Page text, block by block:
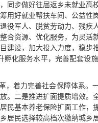
同步做好往届返乡未就业
用好就业帮扶车间、公益
役军人、脱贫劳动力、残
合资源、优化服务，为灵
建设，加大投入力度，稳
孵化服务水平，完善配套设
，着力完善社会保障体系。
。二是推进扩面提质增效
民基本养老保险扩面工作
居民选择较高档次缴纳城